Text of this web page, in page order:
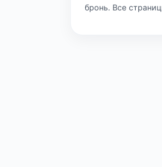
бронь. Все